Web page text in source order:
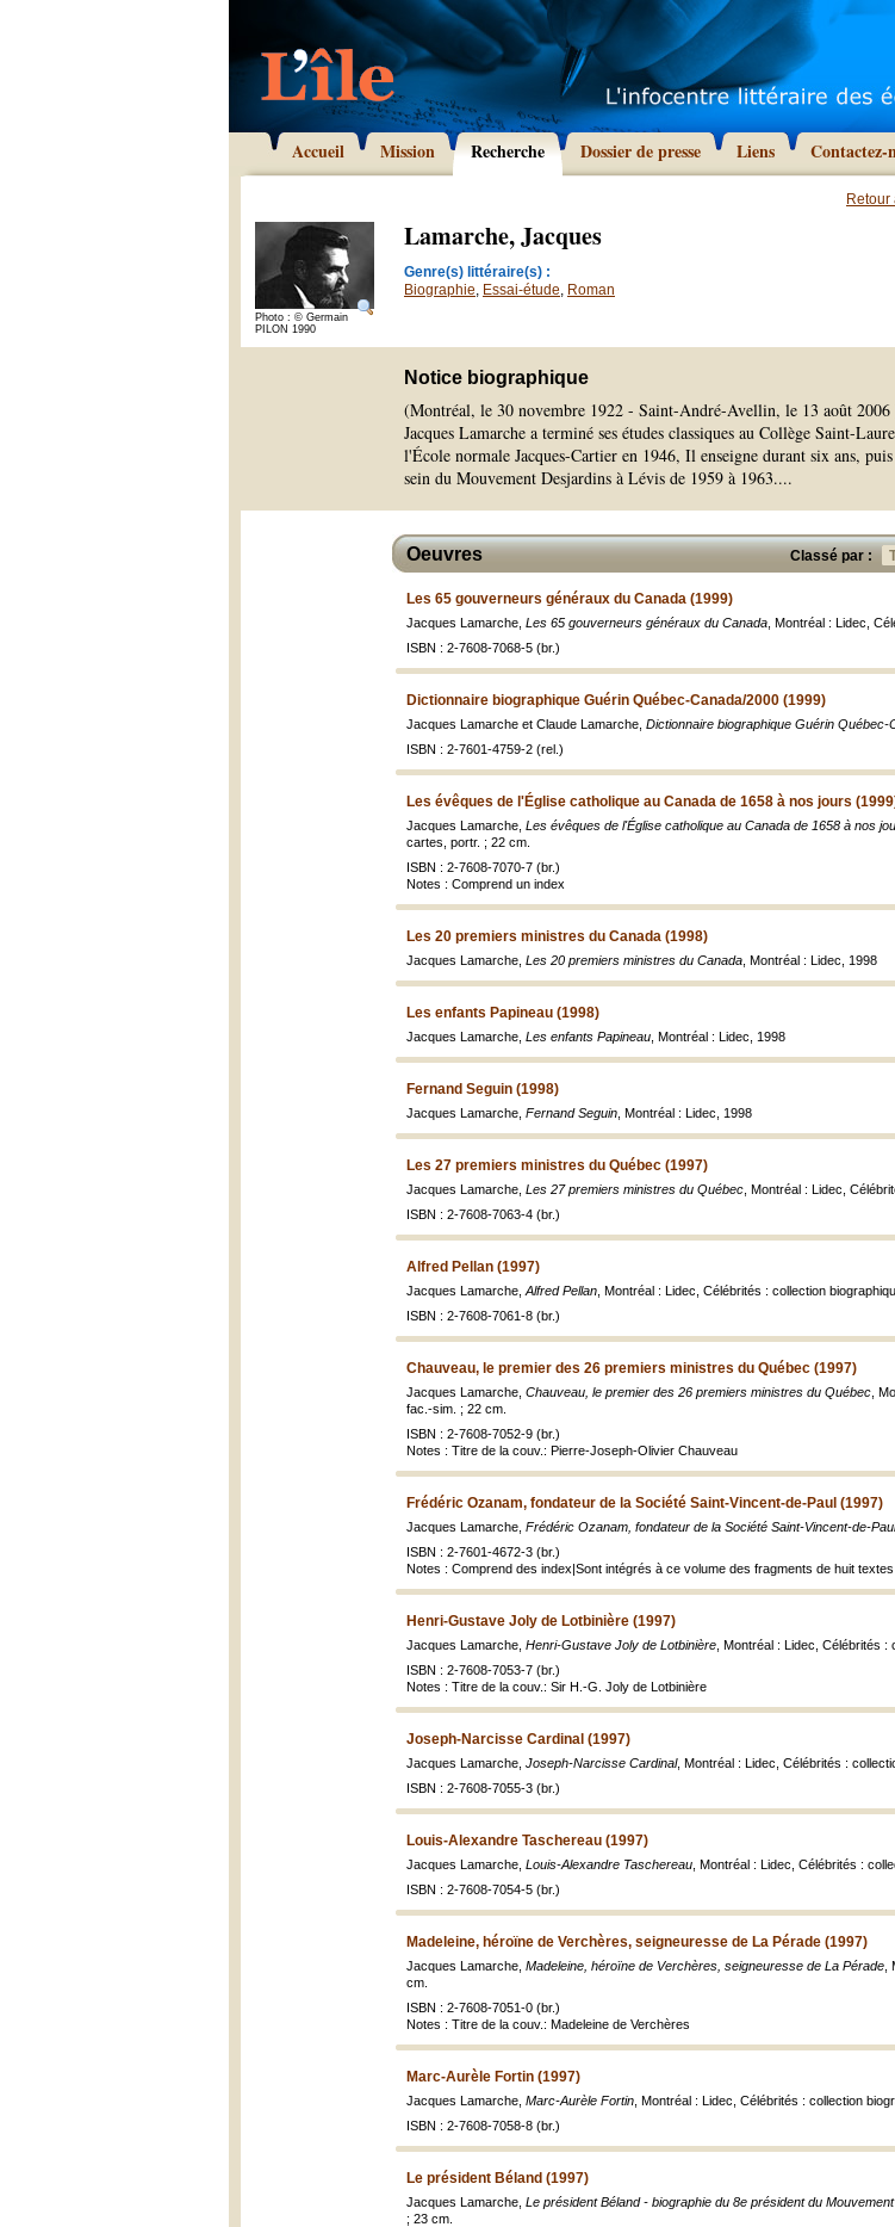
Accueil Mission Recherche Dossier de presse Liens Contactez-
Retour
Photo : © Germain
PILON 1990
Lamarche, Jacques
Genre(s) littéraire(s) :
Biographie, Essai-étude, Roman
Notice biographique
(Montréal, le 30 novembre 1922 - Saint-André-Avellin, le 13 août 2006
Jacques Lamarche a terminé ses études classiques au Collège Saint-
l'École normale Jacques-Cartier en 1946, Il enseigne durant six ans,
sein du Mouvement Desjardins à Lévis de 1959 à 1963....
Classé par :
Oeuvres
Les 65 gouverneurs généraux du Canada (1999)
Jacques Lamarche, Les 65 gouverneurs généraux du Canada , Montréal : Lidec,
ISBN : 2-7608-7068-5 (br.)
Dictionnaire biographique Guérin Québec-Canada/2000 (1999)
Jacques Lamarche et Claude Lamarche, Dictionnaire biographique Guérin Québec-
ISBN : 2-7601-4759-2 (rel.)
Les évêques de l'Église catholique au Canada de 1658 à nos jours
Jacques Lamarche, Les évêques de l'Église catholique au Canada de 1658 à nos
cartes, portr. ; 22 cm.
ISBN : 2-7608-7070-7 (br.)
Notes : Comprend un index
Les 20 premiers ministres du Canada (1998)
Jacques Lamarche, Les 20 premiers ministres du Canada , Montréal : Lidec, 1998
Les enfants Papineau (1998)
Jacques Lamarche, Les enfants Papineau , Montréal : Lidec, 1998
Fernand Seguin (1998)
Jacques Lamarche, Fernand Seguin , Montréal : Lidec, 1998
Les 27 premiers ministres du Québec (1997)
Jacques Lamarche, Les 27 premiers ministres du Québec , Montréal : Lidec,
ISBN : 2-7608-7063-4 (br.)
Alfred Pellan (1997)
Jacques Lamarche, Alfred Pellan , Montréal : Lidec, Célébrités : collection
ISBN : 2-7608-7061-8 (br.)
Chauveau, le premier des 26 premiers ministres du Québec (1997)
Jacques Lamarche, Chauveau, le premier des 26 premiers ministres du Québec ,
fac.-sim. ; 22 cm.
ISBN : 2-7608-7052-9 (br.)
Notes : Titre de la couv.: Pierre-Joseph-Olivier Chauveau
Frédéric Ozanam, fondateur de la Société Saint-Vincent-de-Paul (1997)
Jacques Lamarche, Frédéric Ozanam, fondateur de la Société Saint-Vincent-de-Paul
ISBN : 2-7601-4672-3 (br.)
Notes : Comprend des index|Sont intégrés à ce volume des fragments de huit
Henri-Gustave Joly de Lotbinière (1997)
Jacques Lamarche, Henri-Gustave Joly de Lotbinière , Montréal : Lidec, Célébrités
ISBN : 2-7608-7053-7 (br.)
Notes : Titre de la couv.: Sir H.-G. Joly de Lotbinière
Joseph-Narcisse Cardinal (1997)
Jacques Lamarche, Joseph-Narcisse Cardinal, Montréal : Lidec, Célébrités :
ISBN : 2-7608-7055-3 (br.)
Louis-Alexandre Taschereau (1997)
Jacques Lamarche, Louis-Alexandre Taschereau , Montréal : Lidec, Célébrités :
ISBN : 2-7608-7054-5 (br.)
Madeleine, héroïne de Verchères, seigneuresse de La Pérade (1997)
Jacques Lamarche, Madeleine, héroïne de Verchères, seigneuresse de La Pérade
cm.
ISBN : 2-7608-7051-0 (br.)
Notes : Titre de la couv.: Madeleine de Verchères
Marc-Aurèle Fortin (1997)
Jacques Lamarche, Marc-Aurèle Fortin , Montréal : Lidec, Célébrités : collection
ISBN : 2-7608-7058-8 (br.)
Le président Béland (1997)
Jacques Lamarche, Le président Béland - biographie du 8e président du
; 23 cm.